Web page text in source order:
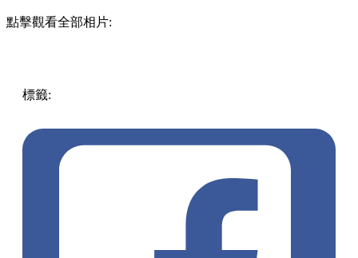
點擊觀看全部相片:
標籤: